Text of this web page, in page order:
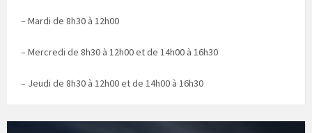
– Mardi de 8h30 à 12h00
– Mercredi de 8h30 à 12h00 et de 14h00 à 16h30
– Jeudi de 8h30 à 12h00 et de 14h00 à 16h30